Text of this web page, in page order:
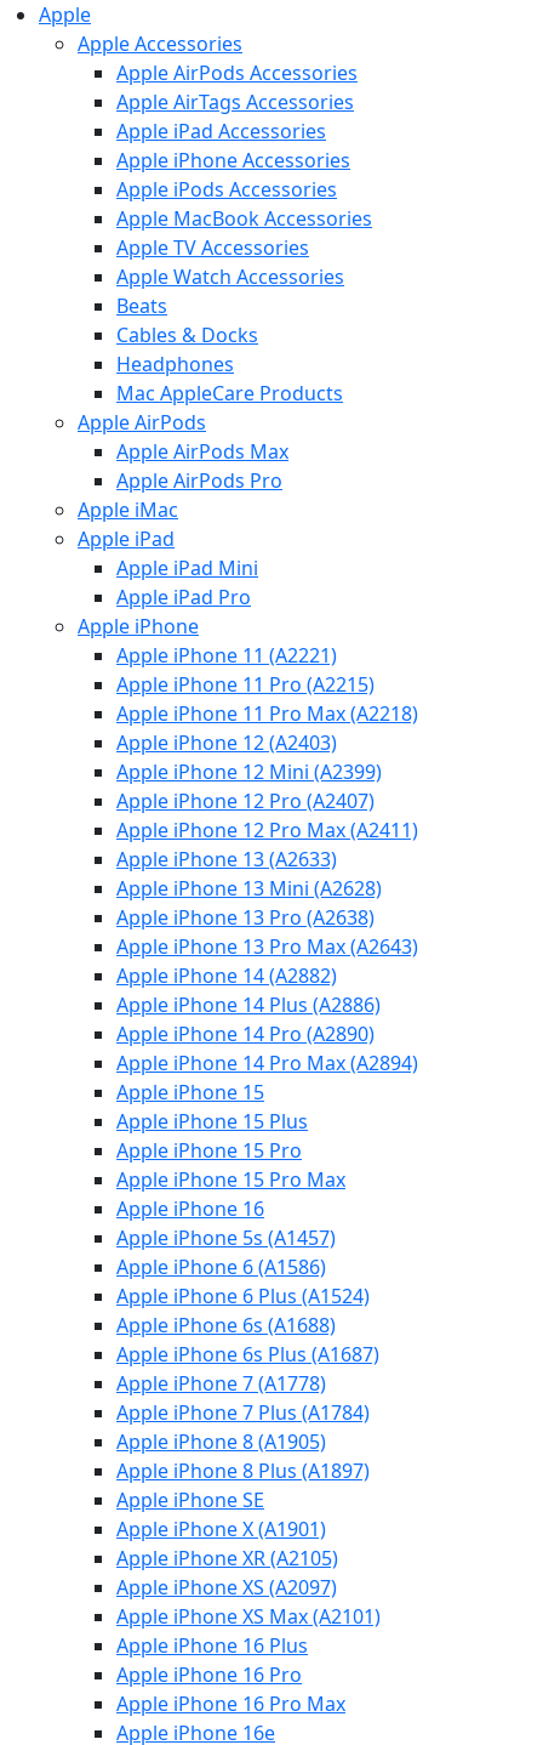
Apple
Apple Accessories
Apple AirPods Accessories
Apple AirTags Accessories
Apple iPad Accessories
Apple iPhone Accessories
Apple iPods Accessories
Apple MacBook Accessories
Apple TV Accessories
Apple Watch Accessories
Beats
Cables & Docks
Headphones
Mac AppleCare Products
Apple AirPods
Apple AirPods Max
Apple AirPods Pro
Apple iMac
Apple iPad
Apple iPad Mini
Apple iPad Pro
Apple iPhone
Apple iPhone 11 (A2221)
Apple iPhone 11 Pro (A2215)
Apple iPhone 11 Pro Max (A2218)
Apple iPhone 12 (A2403)
Apple iPhone 12 Mini (A2399)
Apple iPhone 12 Pro (A2407)
Apple iPhone 12 Pro Max (A2411)
Apple iPhone 13 (A2633)
Apple iPhone 13 Mini (A2628)
Apple iPhone 13 Pro (A2638)
Apple iPhone 13 Pro Max (A2643)
Apple iPhone 14 (A2882)
Apple iPhone 14 Plus (A2886)
Apple iPhone 14 Pro (A2890)
Apple iPhone 14 Pro Max (A2894)
Apple iPhone 15
Apple iPhone 15 Plus
Apple iPhone 15 Pro
Apple iPhone 15 Pro Max
Apple iPhone 16
Apple iPhone 5s (A1457)
Apple iPhone 6 (A1586)
Apple iPhone 6 Plus (A1524)
Apple iPhone 6s (A1688)
Apple iPhone 6s Plus (A1687)
Apple iPhone 7 (A1778)
Apple iPhone 7 Plus (A1784)
Apple iPhone 8 (A1905)
Apple iPhone 8 Plus (A1897)
Apple iPhone SE
Apple iPhone X (A1901)
Apple iPhone XR (A2105)
Apple iPhone XS (A2097)
Apple iPhone XS Max (A2101)
Apple iPhone 16 Plus
Apple iPhone 16 Pro
Apple iPhone 16 Pro Max
Apple iPhone 16e